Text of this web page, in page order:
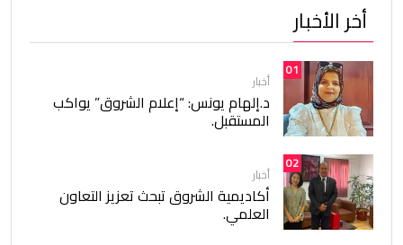
أخر الأخبار
01
أخبار
د.إلهام يونس: “إعلام الشروق” يواكب
المستقبل.
02
أخبار
أكاديمية الشروق تبحث تعزيز التعاون
العلمي.